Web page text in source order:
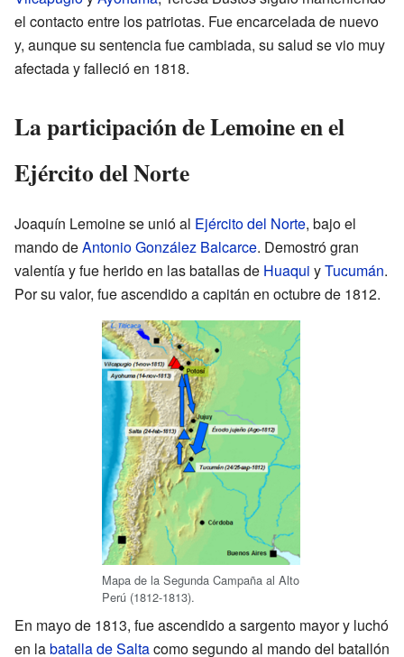
el contacto entre los patriotas. Fue encarcelada de nuevo
y, aunque su sentencia fue cambiada, su salud se vio muy
afectada y falleció en 1818.
La participación de Lemoine en el
Ejército del Norte
Joaquín Lemoine se unió al Ejército del Norte, bajo el
mando deAntonio González Balcarce. Demostró gran
valentía y fue herido en las batallas de Huaqui yTucumán.
Por su valor, fue ascendido a capitán en octubre de 1812.
Mapa de la Segunda Campaña al Alto
Perú (1812-1813).
En mayo de 1813, fue ascendido a sargento mayor y luchó
en labatalla de Saltacomo segundo al mando del batallón